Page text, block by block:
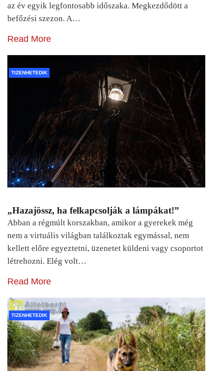
az év egyik legfontosabb időszaka. Megkezdődött a
befőzési szezon. A…
Read More
TIZENHETEDIK
„Hazajössz, ha felkapcsolják a lámpákat!”
Abban a régmúlt korszakban, amikor a gyerekek még
nem a virtuális világban találkoztak egymással, nem
kellett előre egyeztetni, üzenetet küldeni vagy csoportot
létrehozni. Elég volt…
Read More
TIZENHETEDIK